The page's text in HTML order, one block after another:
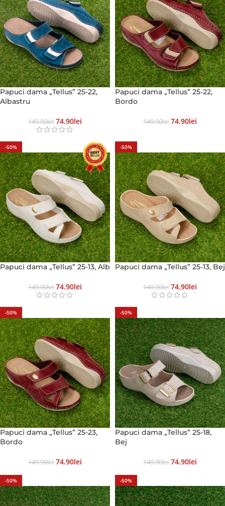
Papuci dama „Tellus” 25-22,
Albastru
149.90Lei 74.90Lei
Papuci dama „Tellus” 25-22,
Bordo
149.90Lei 74.90Lei
-50%
Papuci dama „Tellus” 25-13, Alb
149.90Lei 74.90Lei
-50%
Papuci dama „Tellus” 25-13, Bej
149.90Lei 74.90Lei
-50%
Papuci dama „Tellus” 25-23,
Bordo
149.90Lei 74.90Lei
-50%
Papuci dama „Tellus” 25-18,
Bej
149.90Lei 74.90Lei
-50% -50%